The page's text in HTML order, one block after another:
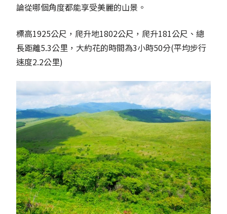
論從哪個角度都能享受美麗的山景。
標高1925公尺，爬升地1802公尺，爬升181公尺、總
長距離5.3公里，大約花的時間為3小時50分(平均步行
速度2.2公里)